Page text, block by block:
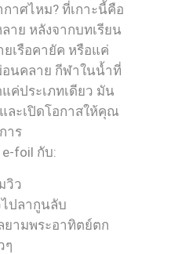
าศไหม? ที่เกาะนี้คือ
าย หลังจากบทเรียน
เรือคายัค หรือแค่
นคลาย กีฬาในน้ำที่
ค่ประเภทเดียว มัน
ละเปิดโอกาสให้คุณ
าร
foil กับ:
วิว
ไปลากูนลับ
ยามพระอาทิตย์ตก
ๆ